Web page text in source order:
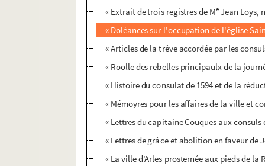
« Extrait de trois registres de Me Jean Loys,
« Doléances sur l'occupation de l'église
« Articles de la trêve accordée par les
« Roolle des rebelles principaulx de la
« Histoire du consulat de 1594 et de la
« Mémoyres pour les affaires de la ville et
« Lettres du capitaine Couques aux
« Lettres de grâce et abolition en faveur de
« La ville d'Arles prosternée aux pieds de la